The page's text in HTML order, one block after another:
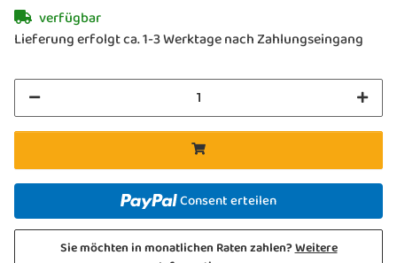
verfügbar
Lieferung erfolgt ca. 1-3 Werktage nach Zahlungseingang
Consent erteilen
Sie möchten in monatlichen Raten zahlen?Weitere